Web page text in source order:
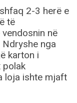
2-3 herë e
të
në
Ndryshe nga
karton i
polak
loja ishte mjaft